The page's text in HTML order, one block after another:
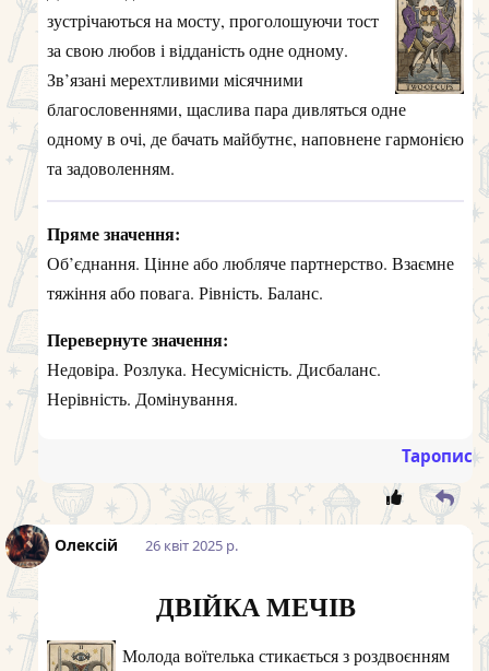
зустрічаються на мосту, проголошуючи тост
за свою любов і відданість одне одному.
Зв’язані мерехтливими місячними
благословеннями, щаслива пара дивляться одне
одному в очі, де бачать майбутнє, наповнене гармонією
та задоволенням.
Пряме значення:
Об’єднання. Цінне або любляче партнерство. Взаємне
тяжіння або повага. Рівність. Баланс.
Перевернуте значення:
Недовіра. Розлука. Несумісність. Дисбаланс.
Нерівність. Домінування.
Таропис
Олексій 26 квiт 2025 р.
ДВІЙКА МЕЧІВ
Молода воїтелька стикається з роздвоєнням